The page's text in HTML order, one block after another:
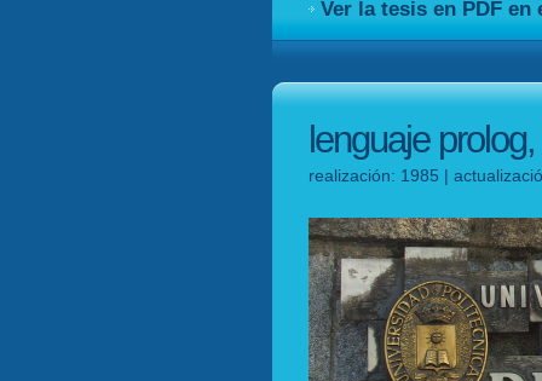
Ver la tesis en PDF
lenguaje
realización: 1985 |